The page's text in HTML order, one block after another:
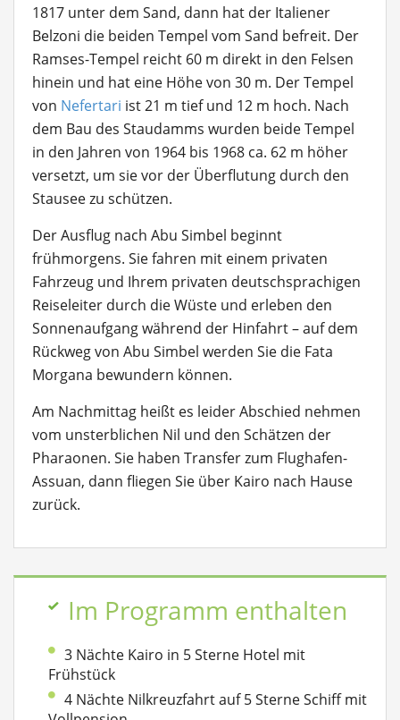
1817 unter dem Sand, dann hat der Italiener
Belzoni die beiden Tempel vom Sand befreit. Der
Ramses-Tempel reicht 60 m direkt in den Felsen
hinein und hat eine Höhe von 30 m. Der Tempel
von Nefertari ist 21 m tief und 12 m hoch. Nach
dem Bau des Staudamms wurden beide Tempel
in den Jahren von 1964 bis 1968 ca. 62 m höher
versetzt, um sie vor der Überflutung durch den
Stausee zu schützen.
Der Ausflug nach Abu Simbel beginnt
frühmorgens. Sie fahren mit einem privaten
Fahrzeug und Ihrem privaten deutschsprachigen
Reiseleiter durch die Wüste und erleben den
Sonnenaufgang während der Hinfahrt – auf dem
Rückweg von Abu Simbel werden Sie die Fata
Morgana bewundern können.
Am Nachmittag heißt es leider Abschied nehmen
vom unsterblichen Nil und den Schätzen der
Pharaonen. Sie haben Transfer zum Flughafen-
Assuan, dann fliegen Sie über Kairo nach Hause
zurück.
Im Programm enthalten
3 Nächte Kairo in 5 Sterne Hotel mit
Frühstück
4 Nächte Nilkreuzfahrt auf 5 Sterne Schiff mit